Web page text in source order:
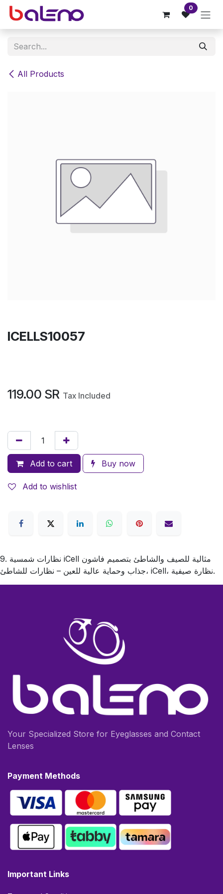
Skip to Content 0
All Products
ICELLS10057
119.00 SR Tax Included
Add to cart Buy now
Add to wishlist
9. نظارات شمسية iCell مثالية للصيف والشاطئ بتصميم فاشون
جذاب وحماية عالية للعين – نظارات للشاطئ، iCell، نظارة صيفية.
Your Specialized Store for Eyeglasses and Contact
Lenses
Payment Methods
Important Links